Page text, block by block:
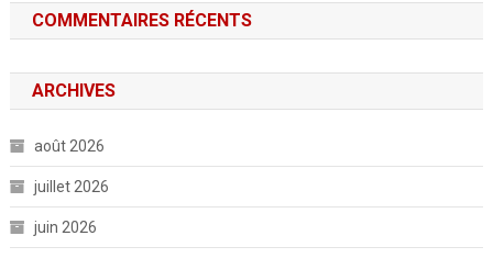
COMMENTAIRES RÉCENTS
ARCHIVES
août 2026
juillet 2026
juin 2026